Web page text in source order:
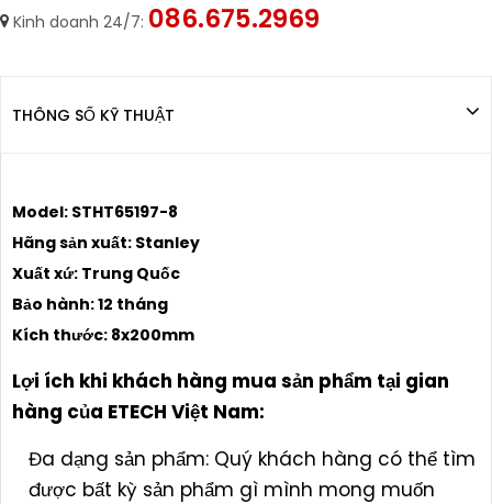
Kinh doanh 24/7: 086.675.2969
THÔNG SỐ KỸ THUẬT
Model: STHT65197-8
Hãng sản xuất: Stanley
Xuất xứ: Trung Quốc
Bảo hành: 12 tháng
Kích thước: 8x200mm
Lợi ích khi khách hàng mua sản phẩm tại gian
hàng của ETECH Việt Nam:
Đa dạng sản phẩm: Quý khách hàng có thể tìm
được bất kỳ sản phẩm gì mình mong muốn